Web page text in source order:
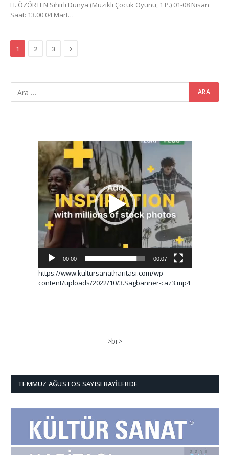
H. ÖZÖRTEN Sihirli Dünya (Müzikli Çocuk Oyunu, 1 P.) 01-08 Nisan
Saat: 13.00 04 Mart…
1 2 3 Next
Video
oynatıcı
00:00 00:07
https://www.kultursanatharitasi.com/wp-
content/uploads/2022/10/3.Sagbanner-caz3.mp4
>br>
TEMMUZ AĞUSTOS SAYISI BAYILERDE